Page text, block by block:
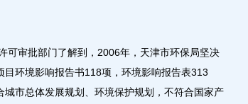
审批部门了解到，2006年，天津市环保局坚决
目环境影响报告书118项，环境影响报告表313
市总体发展规划、环境保护规划，不符合国家产